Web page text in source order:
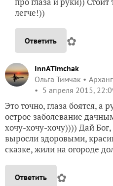
легче!))
Ответить ✿
InnATimchak
Ольга Тимчак
5 апреля 2015,
Это точно, глаза боятся, а
острое заболевание
хочу-хочу-хочу)))) Дай
выросли здоровыми,
сказке, жили на огороде
Ответить ✿